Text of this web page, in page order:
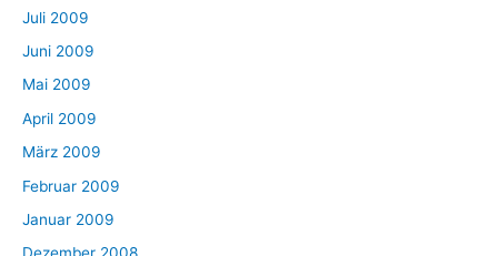
Juli 2009
Juni 2009
Mai 2009
April 2009
März 2009
Februar 2009
Januar 2009